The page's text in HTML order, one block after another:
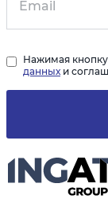
Нажимая
данных и